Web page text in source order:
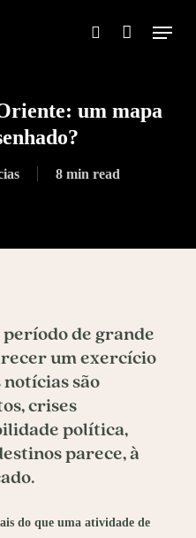
search
Menu
um mapa
8 min read
de grande
um exercício
notícias são
crises
política,
parece, à
do que uma atividade de